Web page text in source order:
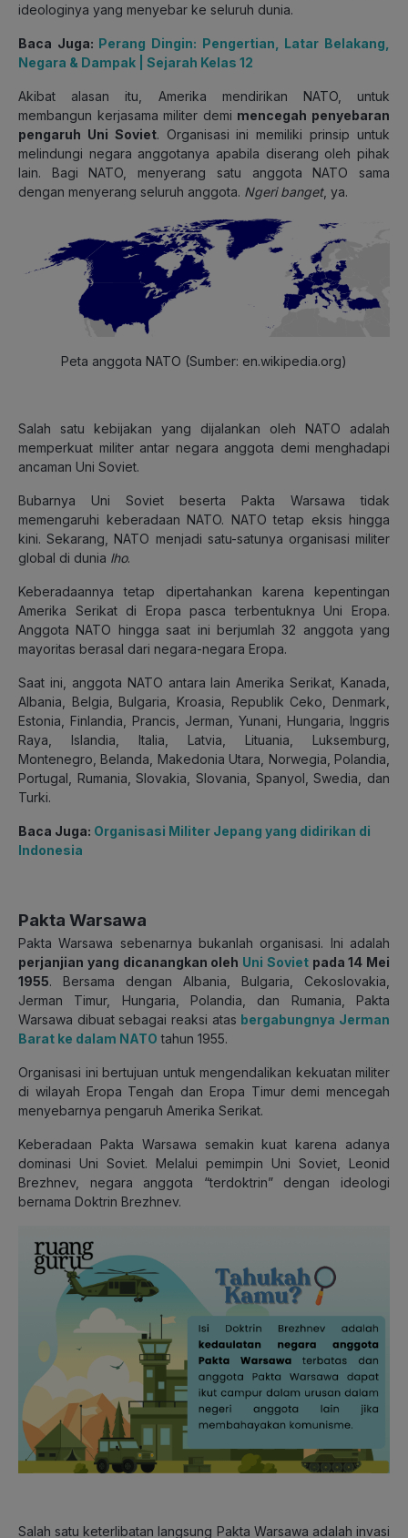
ideologinya yang menyebar ke seluruh dunia.
Baca Juga: Perang Dingin: Pengertian, Latar Belakang,
Negara & Dampak | Sejarah Kelas 12
Akibat alasan itu, Amerika mendirikan NATO, untuk
membangun kerjasama militer demi mencegah penyebaran
pengaruh Uni Soviet. Organisasi ini memiliki prinsip untuk
melindungi negara anggotanya apabila diserang oleh pihak
lain. Bagi NATO, menyerang satu anggota NATO sama
dengan menyerang seluruh anggota. Ngeri banget, ya.
Peta anggota NATO (Sumber: en.wikipedia.org)
Salah satu kebijakan yang dijalankan oleh NATO adalah
memperkuat militer antar negara anggota demi menghadapi
ancaman Uni Soviet.
Bubarnya Uni Soviet beserta Pakta Warsawa tidak
memengaruhi keberadaan NATO. NATO tetap eksis hingga
kini. Sekarang, NATO menjadi satu-satunya organisasi militer
global di dunia lho.
Keberadaannya tetap dipertahankan karena kepentingan
Amerika Serikat di Eropa pasca terbentuknya Uni Eropa.
Anggota NATO hingga saat ini berjumlah 32 anggota yang
mayoritas berasal dari negara-negara Eropa.
Saat ini, anggota NATO antara lain Amerika Serikat, Kanada,
Albania, Belgia, Bulgaria, Kroasia, Republik Ceko, Denmark,
Estonia, Finlandia, Prancis, Jerman, Yunani, Hungaria, Inggris
Raya, Islandia, Italia, Latvia, Lituania, Luksemburg,
Montenegro, Belanda, Makedonia Utara, Norwegia, Polandia,
Portugal, Rumania, Slovakia, Slovania, Spanyol, Swedia, dan
Turki.
Baca Juga: Organisasi Militer Jepang yang didirikan di
Indonesia
Pakta Warsawa
Pakta Warsawa sebenarnya bukanlah organisasi. Ini adalah
perjanjian yang dicanangkan oleh Uni Sovietpada 14 Mei
1955. Bersama dengan Albania, Bulgaria, Cekoslovakia,
Jerman Timur, Hungaria, Polandia, dan Rumania, Pakta
Warsawa dibuat sebagai reaksi atas bergabungnya Jerman
Barat ke dalam NATO tahun 1955.
Organisasi ini bertujuan untuk mengendalikan kekuatan militer
di wilayah Eropa Tengah dan Eropa Timur demi mencegah
menyebarnya pengaruh Amerika Serikat.
Keberadaan Pakta Warsawa semakin kuat karena adanya
dominasi Uni Soviet. Melalui pemimpin Uni Soviet, Leonid
Brezhnev, negara anggota “terdoktrin” dengan ideologi
bernama Doktrin Brezhnev.
Salah satu keterlibatan langsung Pakta Warsawa adalah invasi